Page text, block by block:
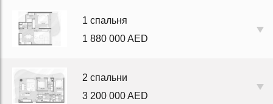
1 спальня
1 880 000 AED
2 спальни
3 200 000 AED